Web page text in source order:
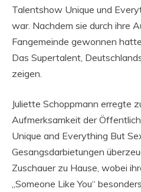
Talentshow Unique und
war. Nachdem sie durch ihre
Fangemeinde gewonnen
Das Supertalent,
zeigen.
Juliette Schoppmann erregte
Aufmerksamkeit der
Unique and Everything But
Gesangsdarbietungen
Zuschauer zu Hause, wobei
„Someone Like You“